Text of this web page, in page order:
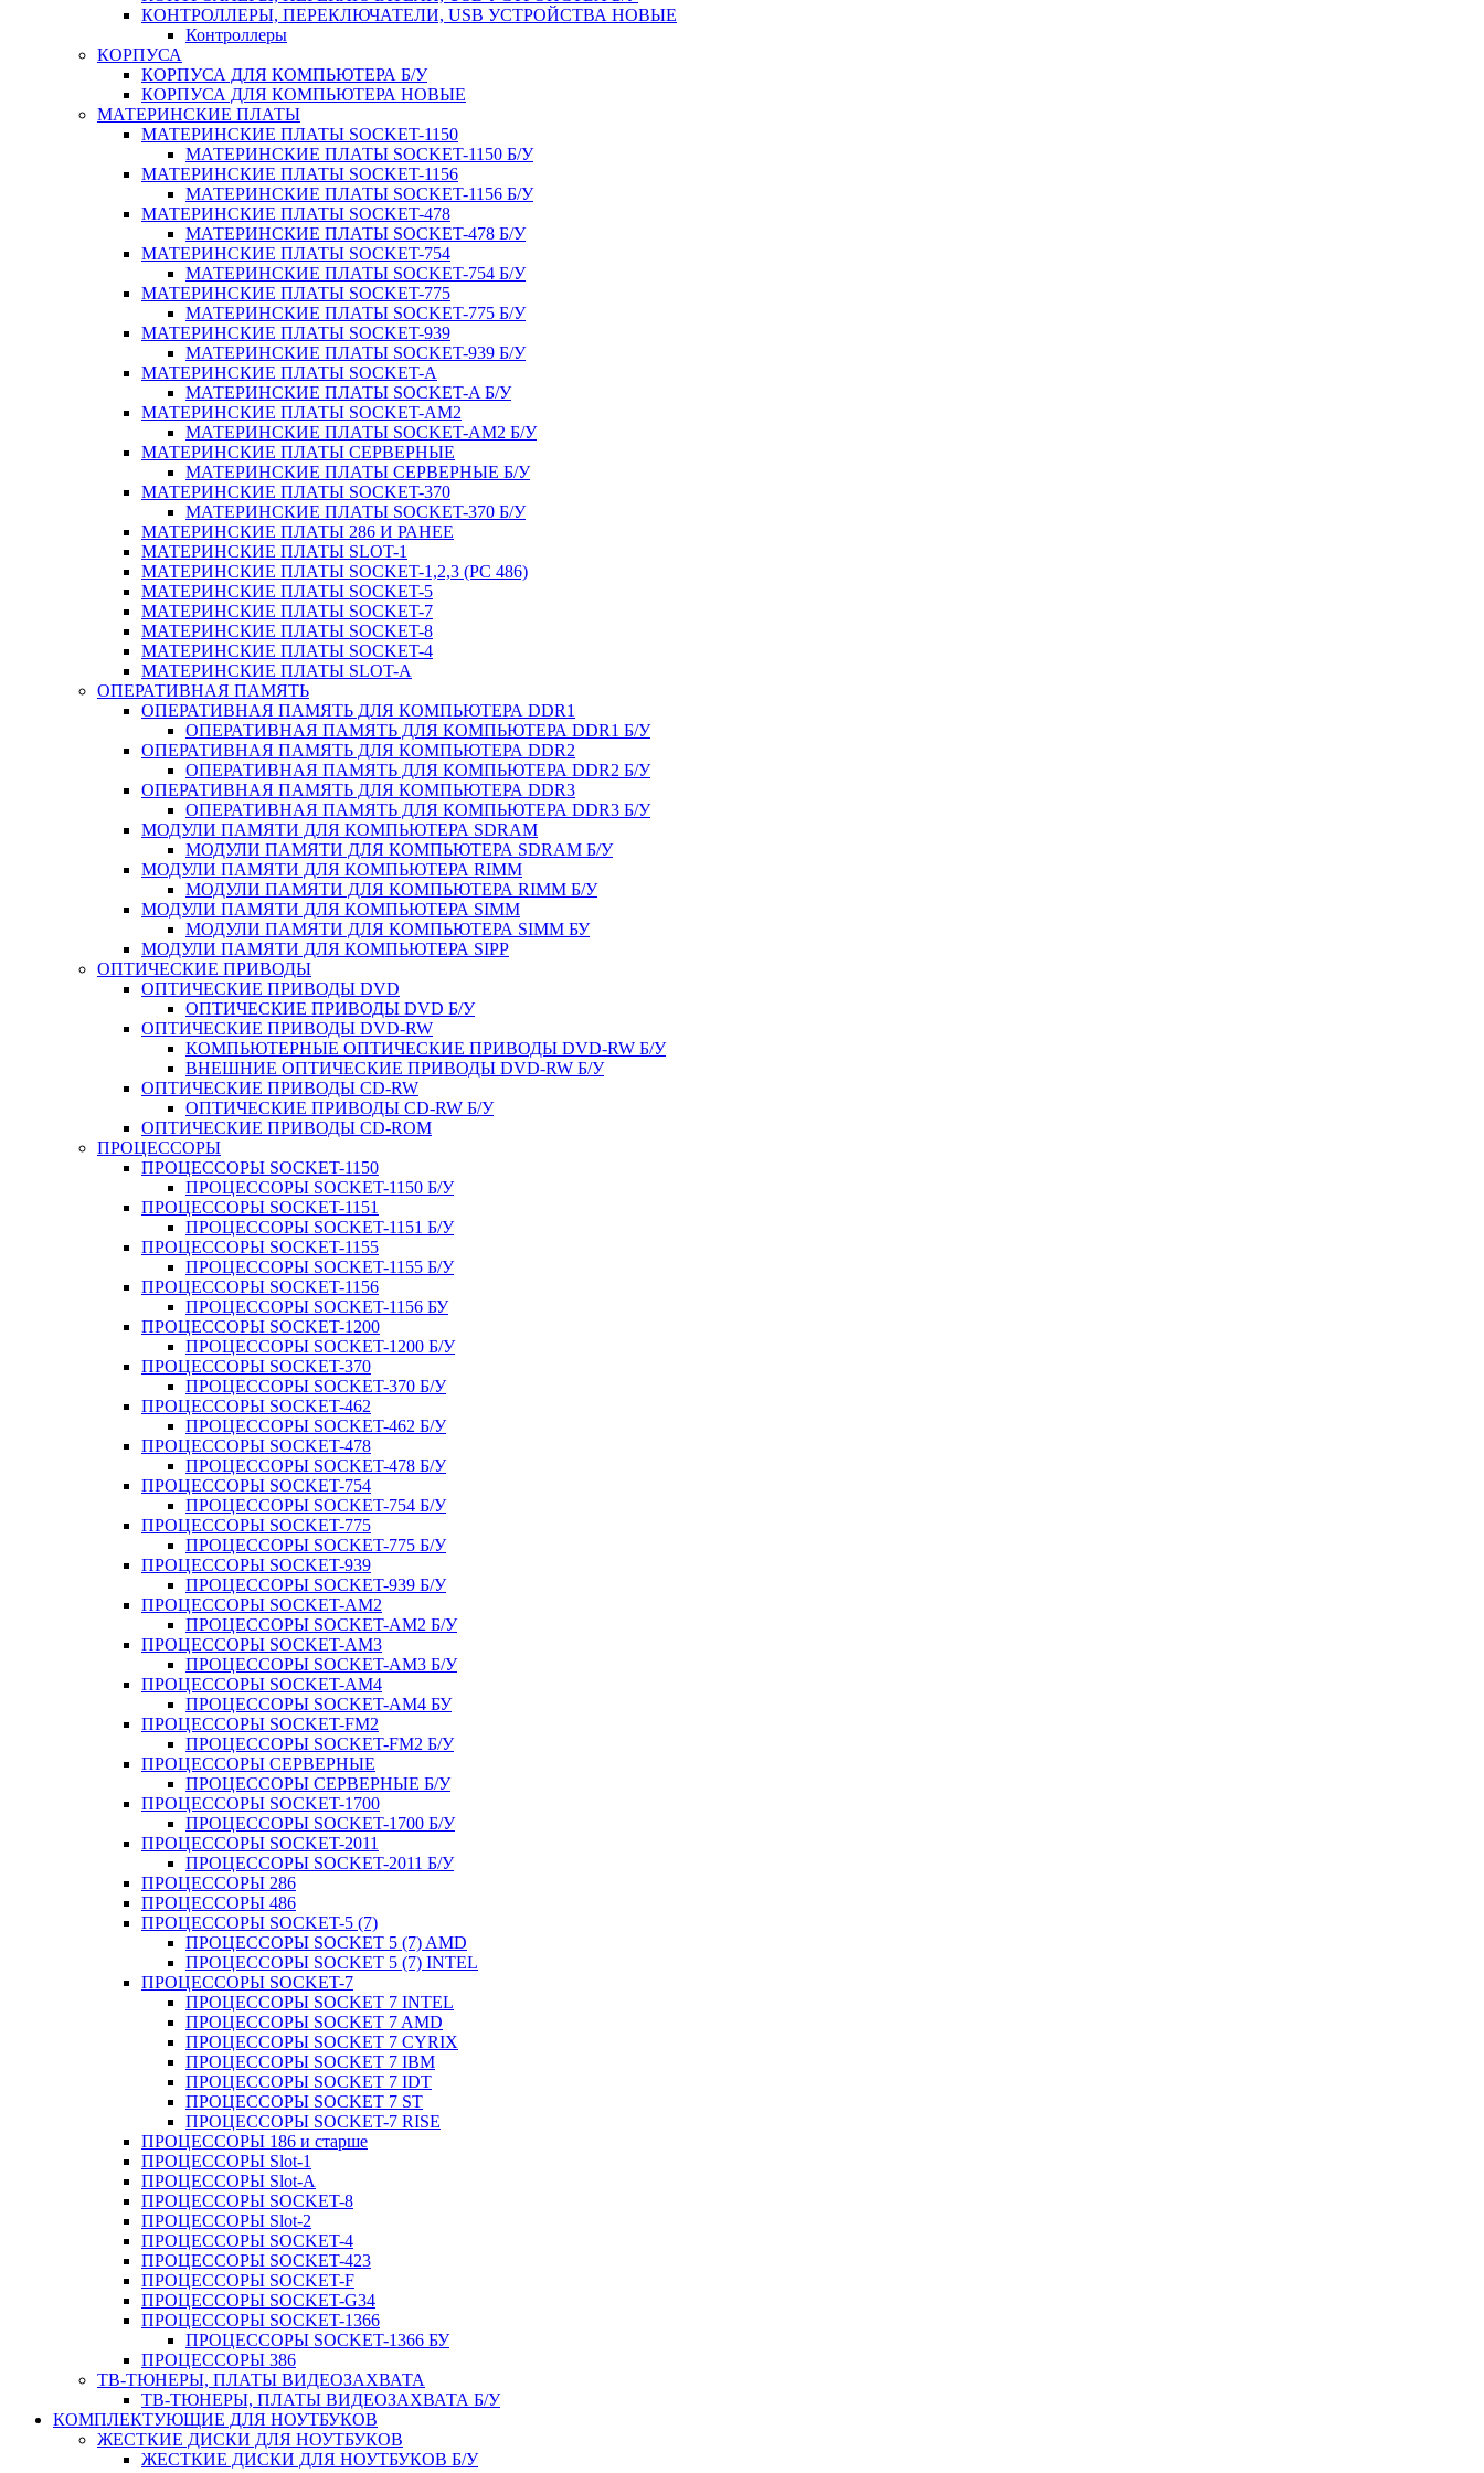
КОНТРОЛЛЕРЫ, ПЕРЕКЛЮЧАТЕЛИ, USB УСТРОЙСТВА НОВЫЕ
Контроллеры
КОРПУСА
КОРПУСА ДЛЯ КОМПЬЮТЕРА Б/У
КОРПУСА ДЛЯ КОМПЬЮТЕРА НОВЫЕ
МАТЕРИНСКИЕ ПЛАТЫ
МАТЕРИНСКИЕ ПЛАТЫ SOCKET-1150
МАТЕРИНСКИЕ ПЛАТЫ SOCKET-1150 Б/У
МАТЕРИНСКИЕ ПЛАТЫ SOCKET-1156
МАТЕРИНСКИЕ ПЛАТЫ SOCKET-1156 Б/У
МАТЕРИНСКИЕ ПЛАТЫ SOCKET-478
МАТЕРИНСКИЕ ПЛАТЫ SOCKET-478 Б/У
МАТЕРИНСКИЕ ПЛАТЫ SOCKET-754
МАТЕРИНСКИЕ ПЛАТЫ SOCKET-754 Б/У
МАТЕРИНСКИЕ ПЛАТЫ SOCKET-775
МАТЕРИНСКИЕ ПЛАТЫ SOCKET-775 Б/У
МАТЕРИНСКИЕ ПЛАТЫ SOCKET-939
МАТЕРИНСКИЕ ПЛАТЫ SOCKET-939 Б/У
МАТЕРИНСКИЕ ПЛАТЫ SOCKET-A
МАТЕРИНСКИЕ ПЛАТЫ SOCKET-A Б/У
МАТЕРИНСКИЕ ПЛАТЫ SOCKET-AM2
МАТЕРИНСКИЕ ПЛАТЫ SOCKET-AM2 Б/У
МАТЕРИНСКИЕ ПЛАТЫ СЕРВЕРНЫЕ
МАТЕРИНСКИЕ ПЛАТЫ СЕРВЕРНЫЕ Б/У
МАТЕРИНСКИЕ ПЛАТЫ SOCKET-370
МАТЕРИНСКИЕ ПЛАТЫ SOCKET-370 Б/У
МАТЕРИНСКИЕ ПЛАТЫ 286 И РАНЕЕ
МАТЕРИНСКИЕ ПЛАТЫ SLOT-1
МАТЕРИНСКИЕ ПЛАТЫ SOCKET-1,2,3 (PC 486)
МАТЕРИНСКИЕ ПЛАТЫ SOCKET-5
МАТЕРИНСКИЕ ПЛАТЫ SOCKET-7
МАТЕРИНСКИЕ ПЛАТЫ SOCKET-8
МАТЕРИНСКИЕ ПЛАТЫ SOCKET-4
МАТЕРИНСКИЕ ПЛАТЫ SLOT-A
ОПЕРАТИВНАЯ ПАМЯТЬ
ОПЕРАТИВНАЯ ПАМЯТЬ ДЛЯ КОМПЬЮТЕРА DDR1
ОПЕРАТИВНАЯ ПАМЯТЬ ДЛЯ КОМПЬЮТЕРА DDR1 Б/У
ОПЕРАТИВНАЯ ПАМЯТЬ ДЛЯ КОМПЬЮТЕРА DDR2
ОПЕРАТИВНАЯ ПАМЯТЬ ДЛЯ КОМПЬЮТЕРА DDR2 Б/У
ОПЕРАТИВНАЯ ПАМЯТЬ ДЛЯ КОМПЬЮТЕРА DDR3
ОПЕРАТИВНАЯ ПАМЯТЬ ДЛЯ КОМПЬЮТЕРА DDR3 Б/У
МОДУЛИ ПАМЯТИ ДЛЯ КОМПЬЮТЕРА SDRAM
МОДУЛИ ПАМЯТИ ДЛЯ КОМПЬЮТЕРА SDRAM Б/У
МОДУЛИ ПАМЯТИ ДЛЯ КОМПЬЮТЕРА RIMM
МОДУЛИ ПАМЯТИ ДЛЯ КОМПЬЮТЕРА RIMM Б/У
МОДУЛИ ПАМЯТИ ДЛЯ КОМПЬЮТЕРА SIMM
МОДУЛИ ПАМЯТИ ДЛЯ КОМПЬЮТЕРА SIMM БУ
МОДУЛИ ПАМЯТИ ДЛЯ КОМПЬЮТЕРА SIPP
ОПТИЧЕСКИЕ ПРИВОДЫ
ОПТИЧЕСКИЕ ПРИВОДЫ DVD
ОПТИЧЕСКИЕ ПРИВОДЫ DVD Б/У
ОПТИЧЕСКИЕ ПРИВОДЫ DVD-RW
КОМПЬЮТЕРНЫЕ ОПТИЧЕСКИЕ ПРИВОДЫ DVD-RW Б/У
ВНЕШНИЕ ОПТИЧЕСКИЕ ПРИВОДЫ DVD-RW Б/У
ОПТИЧЕСКИЕ ПРИВОДЫ CD-RW
ОПТИЧЕСКИЕ ПРИВОДЫ CD-RW Б/У
ОПТИЧЕСКИЕ ПРИВОДЫ CD-ROM
ПРОЦЕССОРЫ
ПРОЦЕССОРЫ SOCKET-1150
ПРОЦЕССОРЫ SOCKET-1150 Б/У
ПРОЦЕССОРЫ SOCKET-1151
ПРОЦЕССОРЫ SOCKET-1151 Б/У
ПРОЦЕССОРЫ SOCKET-1155
ПРОЦЕССОРЫ SOCKET-1155 Б/У
ПРОЦЕССОРЫ SOCKET-1156
ПРОЦЕССОРЫ SOCKET-1156 БУ
ПРОЦЕССОРЫ SOCKET-1200
ПРОЦЕССОРЫ SOCKET-1200 Б/У
ПРОЦЕССОРЫ SOCKET-370
ПРОЦЕССОРЫ SOCKET-370 Б/У
ПРОЦЕССОРЫ SOCKET-462
ПРОЦЕССОРЫ SOCKET-462 Б/У
ПРОЦЕССОРЫ SOCKET-478
ПРОЦЕССОРЫ SOCKET-478 Б/У
ПРОЦЕССОРЫ SOCKET-754
ПРОЦЕССОРЫ SOCKET-754 Б/У
ПРОЦЕССОРЫ SOCKET-775
ПРОЦЕССОРЫ SOCKET-775 Б/У
ПРОЦЕССОРЫ SOCKET-939
ПРОЦЕССОРЫ SOCKET-939 Б/У
ПРОЦЕССОРЫ SOCKET-AM2
ПРОЦЕССОРЫ SOCKET-AM2 Б/У
ПРОЦЕССОРЫ SOCKET-AM3
ПРОЦЕССОРЫ SOCKET-AM3 Б/У
ПРОЦЕССОРЫ SOCKET-AM4
ПРОЦЕССОРЫ SOCKET-AM4 БУ
ПРОЦЕССОРЫ SOCKET-FM2
ПРОЦЕССОРЫ SOCKET-FM2 Б/У
ПРОЦЕССОРЫ СЕРВЕРНЫЕ
ПРОЦЕССОРЫ СЕРВЕРНЫЕ Б/У
ПРОЦЕССОРЫ SOCKET-1700
ПРОЦЕССОРЫ SOCKET-1700 Б/У
ПРОЦЕССОРЫ SOCKET-2011
ПРОЦЕССОРЫ SOCKET-2011 Б/У
ПРОЦЕССОРЫ 286
ПРОЦЕССОРЫ 486
ПРОЦЕССОРЫ SOCKET-5 (7)
ПРОЦЕССОРЫ SOCKET 5 (7) AMD
ПРОЦЕССОРЫ SOCKET 5 (7) INTEL
ПРОЦЕССОРЫ SOCKET-7
ПРОЦЕССОРЫ SOCKET 7 INTEL
ПРОЦЕССОРЫ SOCKET 7 AMD
ПРОЦЕССОРЫ SOCKET 7 CYRIX
ПРОЦЕССОРЫ SOCKET 7 IBM
ПРОЦЕССОРЫ SOCKET 7 IDT
ПРОЦЕССОРЫ SOCKET 7 ST
ПРОЦЕССОРЫ SOCKET-7 RISE
ПРОЦЕССОРЫ 186 и старше
ПРОЦЕССОРЫ Slot-1
ПРОЦЕССОРЫ Slot-A
ПРОЦЕССОРЫ SOCKET-8
ПРОЦЕССОРЫ Slot-2
ПРОЦЕССОРЫ SOCKET-4
ПРОЦЕССОРЫ SOCKET-423
ПРОЦЕССОРЫ SOCKET-F
ПРОЦЕССОРЫ SOCKET-G34
ПРОЦЕССОРЫ SOCKET-1366
ПРОЦЕССОРЫ SOCKET-1366 БУ
ПРОЦЕССОРЫ 386
ТВ-ТЮНЕРЫ, ПЛАТЫ ВИДЕОЗАХВАТА
ТВ-ТЮНЕРЫ, ПЛАТЫ ВИДЕОЗАХВАТА Б/У
КОМПЛЕКТУЮЩИЕ ДЛЯ НОУТБУКОВ
ЖЕСТКИЕ ДИСКИ ДЛЯ НОУТБУКОВ
ЖЕСТКИЕ ДИСКИ ДЛЯ НОУТБУКОВ Б/У